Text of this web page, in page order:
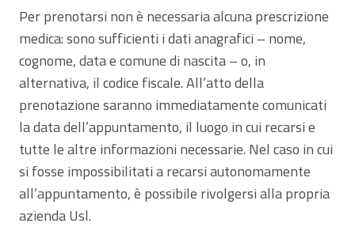
Per prenotarsi non è necessaria alcuna prescrizione
medica: sono sufficienti i dati anagrafici – nome,
cognome, data e comune di nascita – o, in
alternativa, il codice fiscale. All’atto della
prenotazione saranno immediatamente comunicati
la data dell’appuntamento, il luogo in cui recarsi e
tutte le altre informazioni necessarie. Nel caso in cui
si fosse impossibilitati a recarsi autonomamente
all’appuntamento, è possibile rivolgersi alla propria
azienda Usl.